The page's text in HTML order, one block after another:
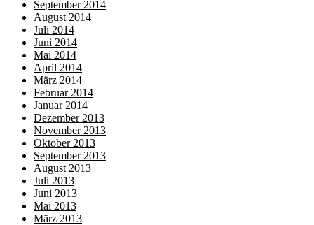
September 2014
August 2014
Juli 2014
Juni 2014
Mai 2014
April 2014
März 2014
Februar 2014
Januar 2014
Dezember 2013
November 2013
Oktober 2013
September 2013
August 2013
Juli 2013
Juni 2013
Mai 2013
März 2013